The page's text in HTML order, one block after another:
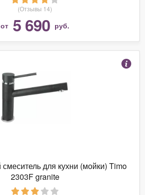
(Отзывы 14)
от 5 690 руб.
для кухни (мойки) Timo
2303F granite